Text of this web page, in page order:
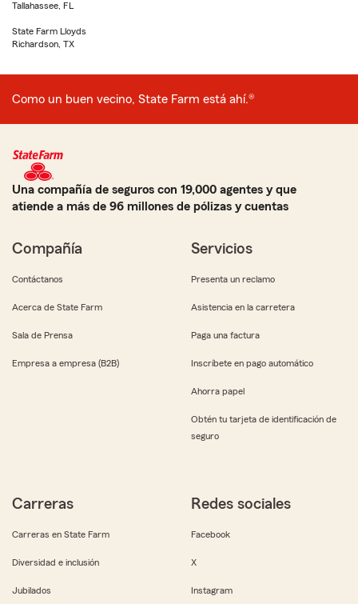
Tallahassee, FL
State Farm Lloyds
Richardson, TX
Como un buen vecino, State Farm está ahí.®
Una compañía de seguros con 19,000 agentes y que
atiende a más de 96 millones de pólizas y cuentas
Compañía
Contáctanos
Acerca de State Farm
Sala de Prensa
Empresa a empresa (B2B)
Servicios
Presenta un reclamo
Asistencia en la carretera
Paga una factura
Inscríbete en pago automático
Ahorra papel
Obtén tu tarjeta de identificación de
seguro
Carreras
Carreras en State Farm
Diversidad e inclusión
Jubilados
Redes sociales
Facebook
X
Instagram